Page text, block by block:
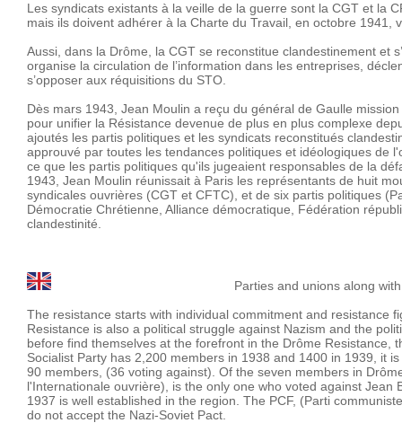
Les syndicats existants à la veille de la guerre sont la CGT et la
mais ils doivent adhérer à la Charte du Travail, en octobre
Aussi, dans la Drôme, la CGT se reconstitue clandestinement et
organise la circulation de l’information dans les entreprises,
s’opposer aux réquisitions du STO.
Dès mars 1943, Jean Moulin a reçu du général de Gaulle
pour unifier la Résistance devenue de plus en plus complexe
ajoutés les partis politiques et les syndicats reconstitués
approuvé par toutes les tendances politiques et idéologiques de
ce que les partis politiques qu'ils jugeaient responsables de la
1943, Jean Moulin réunissait à Paris les représentants de huit
syndicales ouvrières (CGT et CFTC), et de six partis politiques
Démocratie Chrétienne, Alliance démocratique, Fédération
clandestinité.
Parties and unions along with the
The resistance starts with individual commitment and resistance
Resistance is also a political struggle against Nazism and the
before find themselves at the forefront in the Drôme Resistance,
Socialist Party has 2,200 members in 1938 and 1400 in 1939, it
90 members, (36 voting against). Of the seven members in
l'Internationale ouvrière), is the only one who voted against
1937 is well established in the region. The PCF, (Parti
do not accept the Nazi-Soviet Pact.